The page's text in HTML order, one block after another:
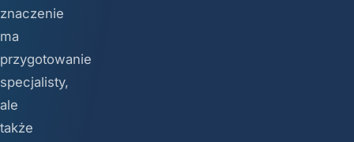
znaczenie
ma
przygotowanie
specjalisty,
ale
także